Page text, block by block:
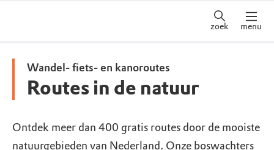
zoek menu
Wandel- fiets- en kanoroutes
Routes in de natuur
Ontdek meer dan 400 gratis routes door de mooiste
natuurgebieden van Nederland. Onze boswachters